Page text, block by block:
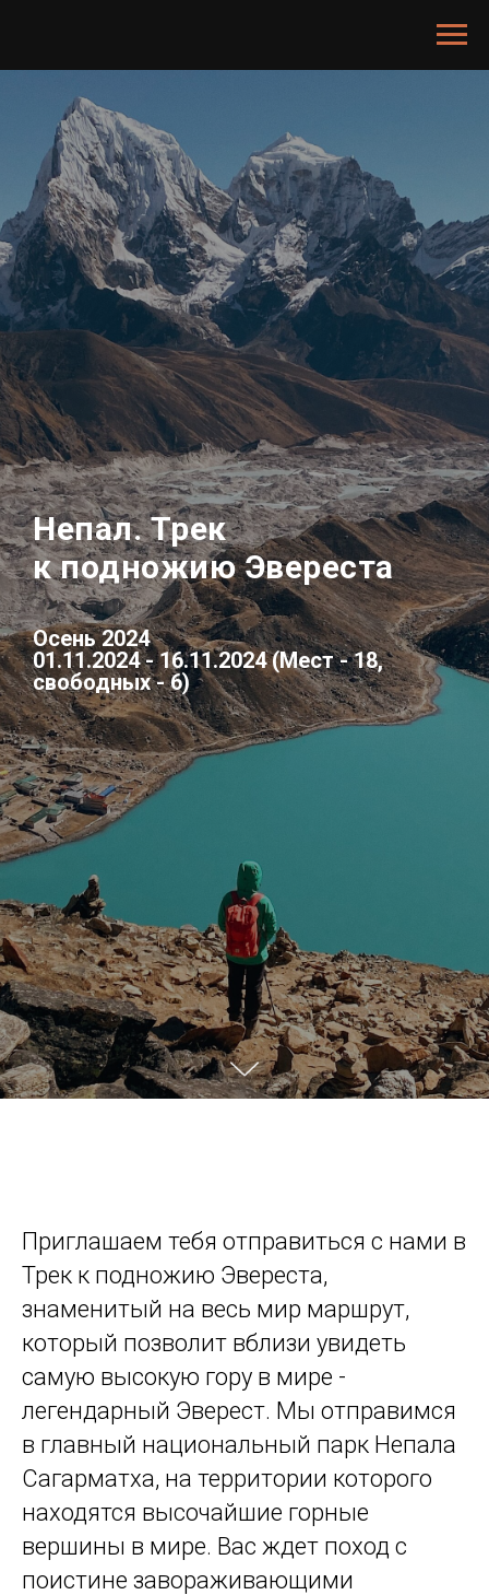
Непал. Трек
к подножию Эвереста
Осень 2024
01.11.2024 - 16.11.2024 (Мест - 18,
свободных - 6)
Приглашаем тебя отправиться с нами в
Трек к подножию Эвереста,
знаменитый на весь мир маршрут,
который позволит вблизи увидеть
самую высокую гору в мире -
легендарный Эверест. Мы отправимся
в главный национальный парк Непала
Сагарматха, на территории которого
находятся высочайшие горные
вершины в мире. Вас ждет поход с
поистине завораживающими